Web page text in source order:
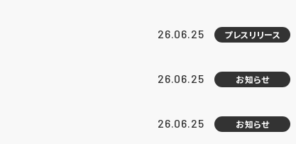
26.06.25 プレスリリース
26.06.25 お知らせ
26.06.25 お知らせ